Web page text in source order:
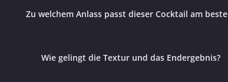
Zu welchem Anlass passt dieser Cocktail am
Wie gelingt die Textur und das Endergebnis?